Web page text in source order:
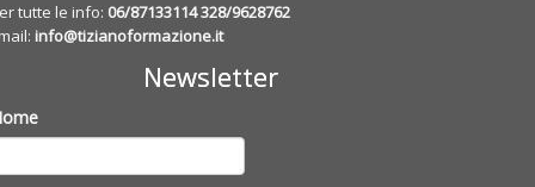
tutte le info: 06/87133114328/9628762
info@tizianoformazione.it
Newsletter